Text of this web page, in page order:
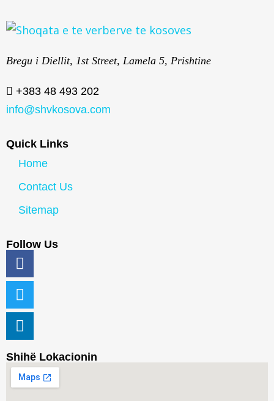
Bregu i Diellit, 1st Street, Lamela 5, Prishtine
+383 48 493 202
info@shvkosova.com
Quick Links
Home
Contact Us
Sitemap
Follow Us
Shihë Lokacionin